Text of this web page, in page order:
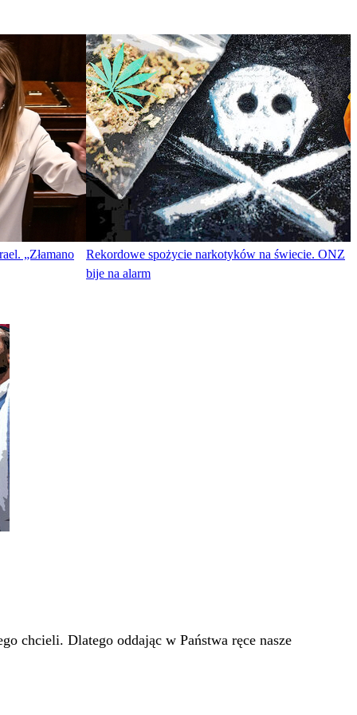
„Złamano
Rekordowe spożycie narkotyków na świecie. ONZ
bije na alarm
chcieli. Dlatego oddając w Państwa ręce nasze